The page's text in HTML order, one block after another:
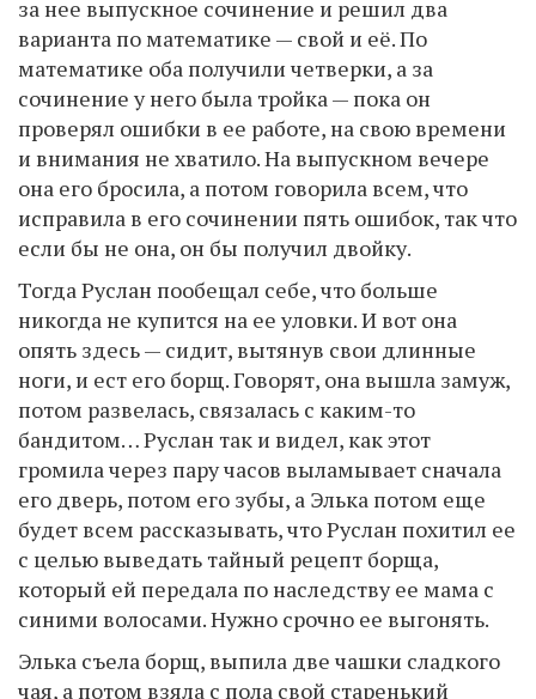
за нее выпускное сочинение и решил два
варианта по математике — свой и её. По
математике оба получили четверки, а за
сочинение у него была тройка — пока он
проверял ошибки в ее работе, на свою времени
и внимания не хватило. На выпускном вечере
она его бросила, а потом говорила всем, что
исправила в его сочинении пять ошибок, так что
если бы не она, он бы получил двойку.
Тогда Руслан пообещал себе, что больше
никогда не купится на ее уловки. И вот она
опять здесь — сидит, вытянув свои длинные
ноги, и ест его борщ. Говорят, она вышла замуж,
потом развелась, связалась с каким-то
бандитом… Руслан так и видел, как этот
громила через пару часов выламывает сначала
его дверь, потом его зубы, а Элька потом еще
будет всем рассказывать, что Руслан похитил ее
с целью выведать тайный рецепт борща,
который ей передала по наследству ее мама с
синими волосами. Нужно срочно ее выгонять.
Элька съела борщ, выпила две чашки сладкого
чая, а потом взяла с пола свой старенький